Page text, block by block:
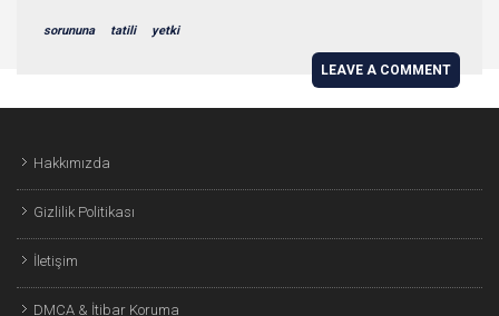
sorununa tatili yetki
LEAVE A COMMENT
Hakkımızda
Gizlilik Politikası
İletişim
DMCA & İtibar Koruma